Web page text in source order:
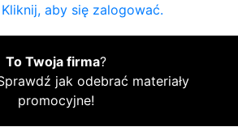
Kliknij, aby się zalogować.
To Twoja firma?
jak odebrać materiały
promocyjne!